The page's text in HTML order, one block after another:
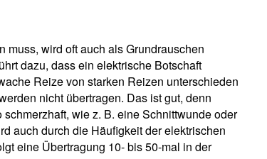
wird oft auch als Grundrauschen
dazu, dass ein elektrische Botschaft
Reize von starken Reizen unterschieden
nicht übertragen. Das ist gut, denn
wie z. B. eine Schnittwunde oder
auch durch die Häufigkeit der elektrischen
eine Übertragung 10- bis 50-mal in der